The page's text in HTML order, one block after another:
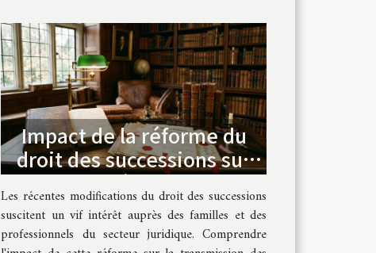
Impact de la réforme du
droit des successions sur
les héritages
Les récentes modifications du droit des successions
suscitent un vif intérêt auprès des familles et des
professionnels du secteur juridique. Comprendre